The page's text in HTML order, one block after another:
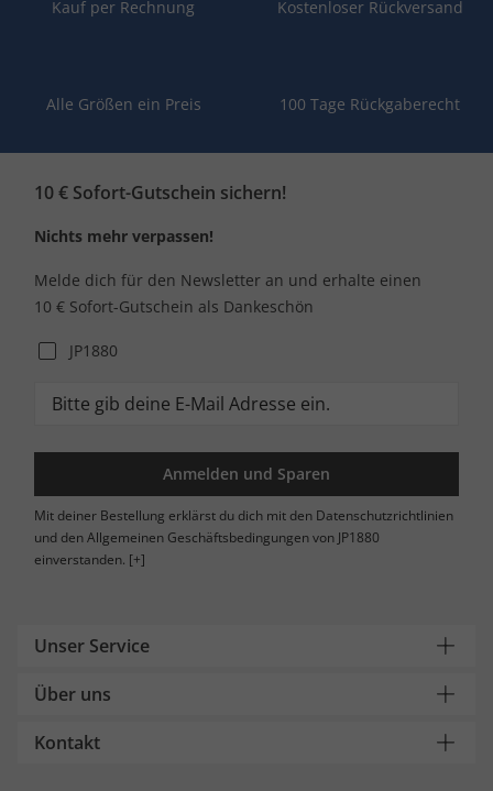
Kauf per Rechnung Kostenloser Rückversand
Alle Größen ein Preis 100 Tage Rückgaberecht
10 € Sofort-Gutschein sichern!
Nichts mehr verpassen!
Melde dich für den Newsletter an und erhalte einen
10 € Sofort-Gutschein als Dankeschön
JP1880
Anmelden und Sparen
Mit deiner Bestellung erklärst du dich mit den Datenschutzrichtlinien
und den Allgemeinen Geschäftsbedingungen von JP1880
einverstanden. [+]
Unser Service
Über uns
Kontakt